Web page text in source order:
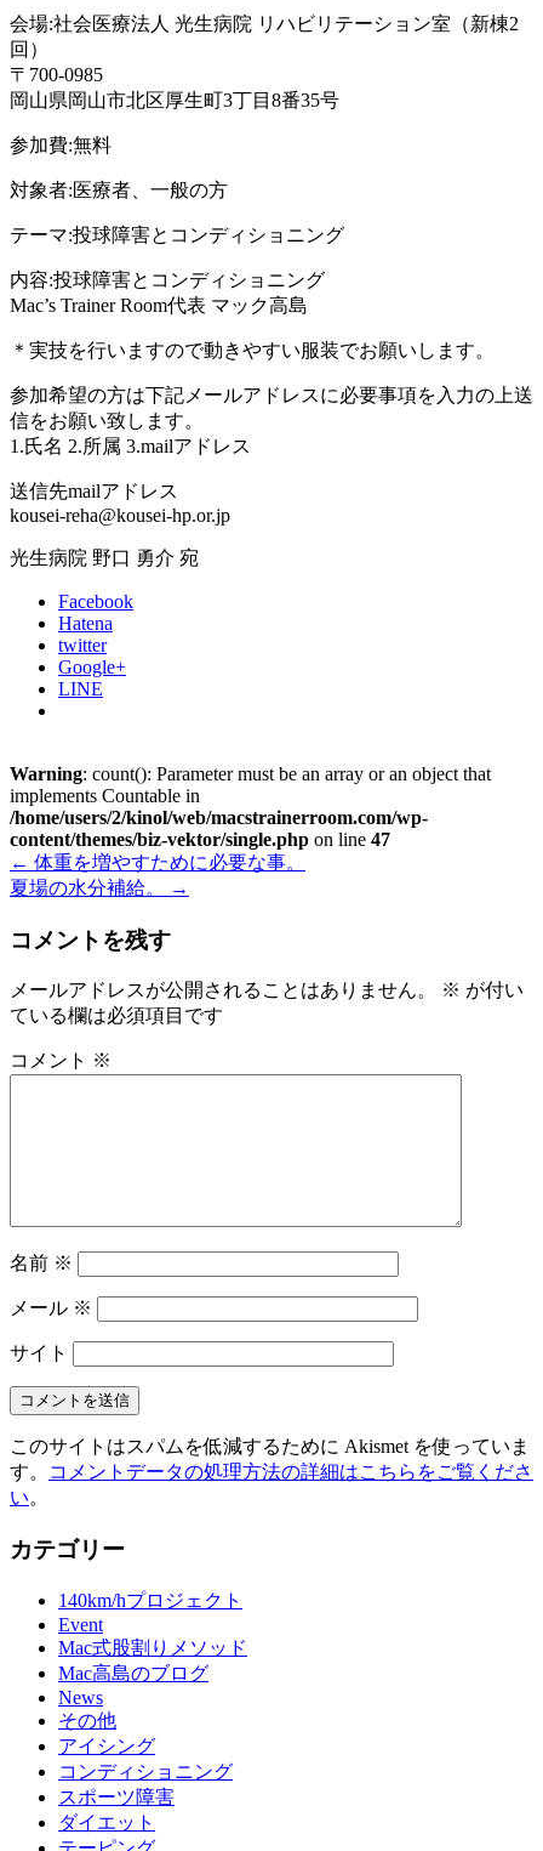
会場:社会医療法人 光生病院 リハビリテーション室（新棟2
回）
〒700-0985
岡山県岡山市北区厚生町3丁目8番35号
参加費:無料
対象者:医療者、一般の方
テーマ:投球障害とコンディショニング
内容:投球障害とコンディショニング
Mac’s Trainer Room代表 マック高島
＊実技を行いますので動きやすい服装でお願いします。
参加希望の方は下記メールアドレスに必要事項を入力の上送
信をお願い致します。
1.氏名 2.所属 3.mailアドレス
送信先mailアドレス
kousei-reha@kousei-hp.or.jp
光生病院 野口 勇介 宛
Facebook
Hatena
twitter
Google+
LINE
Warning: count(): Parameter must be an array or an object that
implements Countable in
/home/users/2/kinol/web/macstrainerroom.com/wp-
content/themes/biz-vektor/single.php on line 47
← 体重を増やすために必要な事。
夏場の水分補給。
→
コメントを残す
メールアドレスが公開されることはありません。 ※ が付い
ている欄は必須項目です
コメント ※
名前 ※
メール ※
サイト
このサイトはスパムを低減するために Akismet を使っていま
す。
コメントデータの処理方法の詳細はこちらをご覧くださ
い。
カテゴリー
140km/hプロジェクト
Event
Mac式股割りメソッド
Mac高島のブログ
News
その他
アイシング
コンディショニング
スポーツ障害
ダイエット